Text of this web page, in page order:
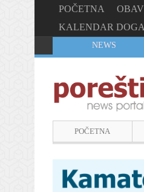
POČETNA
KALENDAR
NEWS
POČETNA